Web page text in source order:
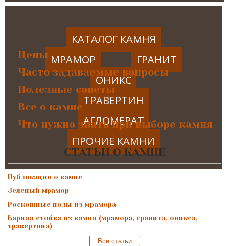
КАТАЛОГ КАМНЯ
МРАМОР
ГРАНИТ
ОНИКС
ТРАВЕРТИН
АГЛОМЕРАТ
ПРОЧИЕ КАМНИ
Цены
Часто задаваемые вопросы
Полезные советы
Все о камне
Что нужно знать при выборе камня
СТАТЬИ О КАМНЕ
Публикации о камне
Зеленый мрамор
Роскошные полы из мрамора
Барная стойка из камня (мрамора, гранита, оникса,
травертина)
Все статьи